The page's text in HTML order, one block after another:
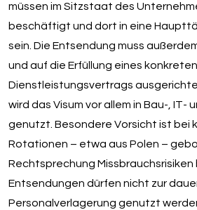
müssen im Sitzstaat des
beschäftigt und dort in eine
sein. Die Entsendung muss
und auf die Erfüllung eines konkreten
Dienstleistungsvertrags
wird das Visum vor allem in Bau-, IT-
genutzt. Besondere Vorsicht ist bei
Rotationen – etwa aus Polen –
Rechtsprechung
Entsendungen dürfen nicht zur
Personalverlagerung genutzt